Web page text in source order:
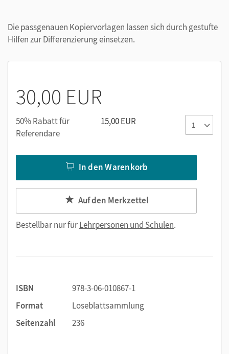
Die passgenauen Kopiervorlagen lassen sich durch gestufte
Hilfen zur Differenzierung einsetzen.
30,00 EUR
50% Rabatt für
Referendare
15,00 EUR
In den Warenkorb
Auf den Merkzettel
Bestellbar nur fürLehrpersonen und Schulen.
ISBN
978-3-06-010867-1
Format
Loseblattsammlung
Seitenzahl
236